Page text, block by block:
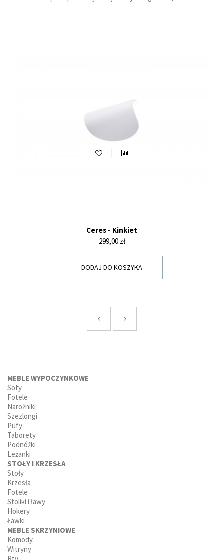
Ceres - Kinkiet
Cena
299,00 zł
DODAJ DO KOSZYKA
MEBLE WYPOCZYNKOWE
Sofy
Fotele
Narożniki
Szezlongi
Pufy
Taborety
Podnóżki
Leżanki
STOŁY I KRZESŁA
Stoły
Krzesła
Fotele
Stoliki i ławy
Hokery
Ławki
MEBLE SKRZYNIOWE
Komody
Witryny
Rtv